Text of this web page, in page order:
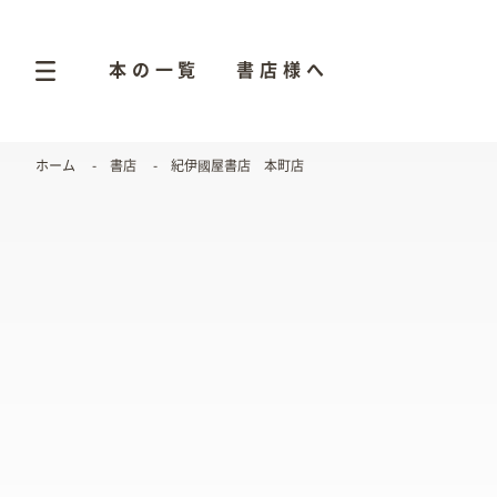
本の一覧 書店様へ
ホーム 書店 紀伊國屋書店 本町店